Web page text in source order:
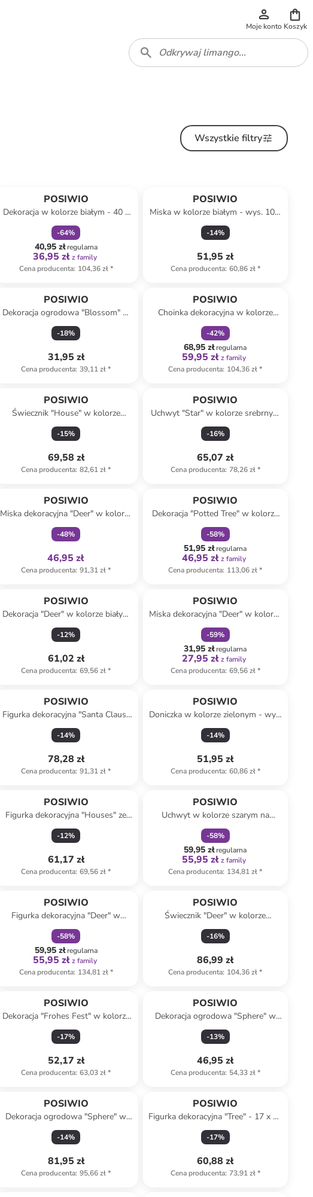
Moje konto Koszyk
Wszystkie filtry
POSIWIO
Dekoracja w kolorze białym - 40 x
60 cm
-64%
40,95 złregularna
36,95 zł z family
Cena producenta: 104,36 zł*
POSIWIO
Miska w kolorze białym - wys. 10 x
Ø 32 cm
-14%
51,95 zł
Cena producenta: 60,86 zł*
POSIWIO
Dekoracja ogrodowa "Blossom" w
kolorze czarnym - 57,5 x 15 cm
-18%
31,95 zł
Cena producenta: 39,11 zł*
POSIWIO
Choinka dekoracyjna w kolorze
zielonym - wys. 48 x Ø 20 cm
-42%
68,95 złregularna
59,95 zł z family
Cena producenta: 104,36 zł*
POSIWIO
Świecznik "House" w kolorze
zielonym - 9,5 x 12 x 9 cm
-15%
69,58 zł
Cena producenta: 82,61 zł*
POSIWIO
Uchwyt "Star" w kolorze srebrnym
na wieniec - 12 x 14,5 x 8,5 cm
-16%
65,07 zł
Cena producenta: 78,26 zł*
POSIWIO
Miska dekoracyjna "Deer" w kolorze
szarym - 33,5 x 19,5 x 22 cm
-48%
46,95 zł
Cena producenta: 91,31 zł*
POSIWIO
Dekoracja "Potted Tree" w kolorze
czarnym - 30 x 57 cm
-58%
51,95 złregularna
46,95 zł z family
Cena producenta: 113,06 zł*
POSIWIO
Dekoracja "Deer" w kolorze białym
do narożników - 4 x 18,5 x 18,5 cm
-12%
61,02 zł
Cena producenta: 69,56 zł*
POSIWIO
Miska dekoracyjna "Deer" w kolorze
białym - 17 x 21 x 1 cm
-59%
31,95 złregularna
27,95 zł z family
Cena producenta: 69,56 zł*
POSIWIO
Figurka dekoracyjna "Santa Claus"
w kolorze czerwonym - 12 x 22 x
10 cm
-14%
78,28 zł
Cena producenta: 91,31 zł*
POSIWIO
Doniczka w kolorze zielonym - wys.
27 x Ø 23 cm
-14%
51,95 zł
Cena producenta: 60,86 zł*
POSIWIO
Figurka dekoracyjna "Houses" ze
wzorem - 25 x 15 x 4 cm
-12%
61,17 zł
Cena producenta: 69,56 zł*
POSIWIO
Uchwyt w kolorze szarym na
wieniec - wys. 77 cm
-58%
59,95 złregularna
55,95 zł z family
Cena producenta: 134,81 zł*
POSIWIO
Figurka dekoracyjna "Deer" w
kolorze srebrnym - 22 x 31 x 8 cm
-58%
59,95 złregularna
55,95 zł z family
Cena producenta: 134,81 zł*
POSIWIO
Świecznik "Deer" w kolorze
brązowym - wys. 19 x Ø 13 cm
-16%
86,99 zł
Cena producenta: 104,36 zł*
POSIWIO
Dekoracja "Frohes Fest" w kolorze
czarno-jasnobrązowym - 28,5 x 14
cm
-17%
52,17 zł
Cena producenta: 63,03 zł*
POSIWIO
Dekoracja ogrodowa "Sphere" w
kolorze zielono-kremowym - wys.
12,5 x Ø 10 cm
-13%
46,95 zł
Cena producenta: 54,33 zł*
POSIWIO
Dekoracja ogrodowa "Sphere" w
kolorze jasnoróżowym - wys. 19 x
Ø 15 cm
-14%
81,95 zł
Cena producenta: 95,66 zł*
POSIWIO
Figurka dekoracyjna "Tree" - 17 x 28
x 5 cm (produkt niespodzianka)
-17%
60,88 zł
Cena producenta: 73,91 zł*